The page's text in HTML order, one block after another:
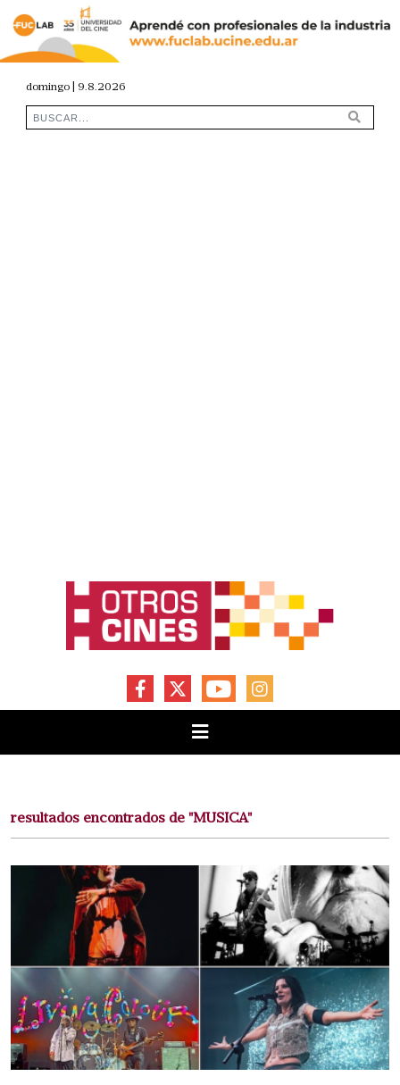
domingo | 9.8.2026
FACEBOOKYOUTUBEINSTAGRAM
resultados encontrados de "MUSICA"